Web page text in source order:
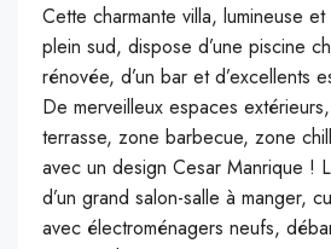
Cette charmante villa, lumineuse
plein sud, dispose d’une piscine
rénovée, d’un bar et d’excellents
De merveilleux espaces
terrasse, zone barbecue, zone
avec un design Cesar Manrique !
d’un grand salon-salle à manger,
avec électroménagers neufs,